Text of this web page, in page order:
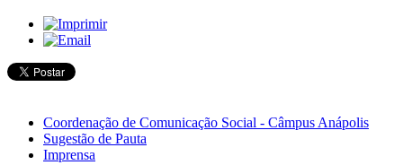
Coordenação de Comunicação Social - Câmpus Anápolis
Sugestão de Pauta
Imprensa